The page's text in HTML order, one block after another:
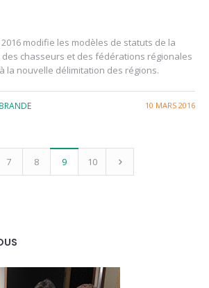
modifie les modèles de statuts de la
chasseurs et des fédérations régionales
la nouvelle délimitation des régions.
10 MARS 2016
7 8 9 10